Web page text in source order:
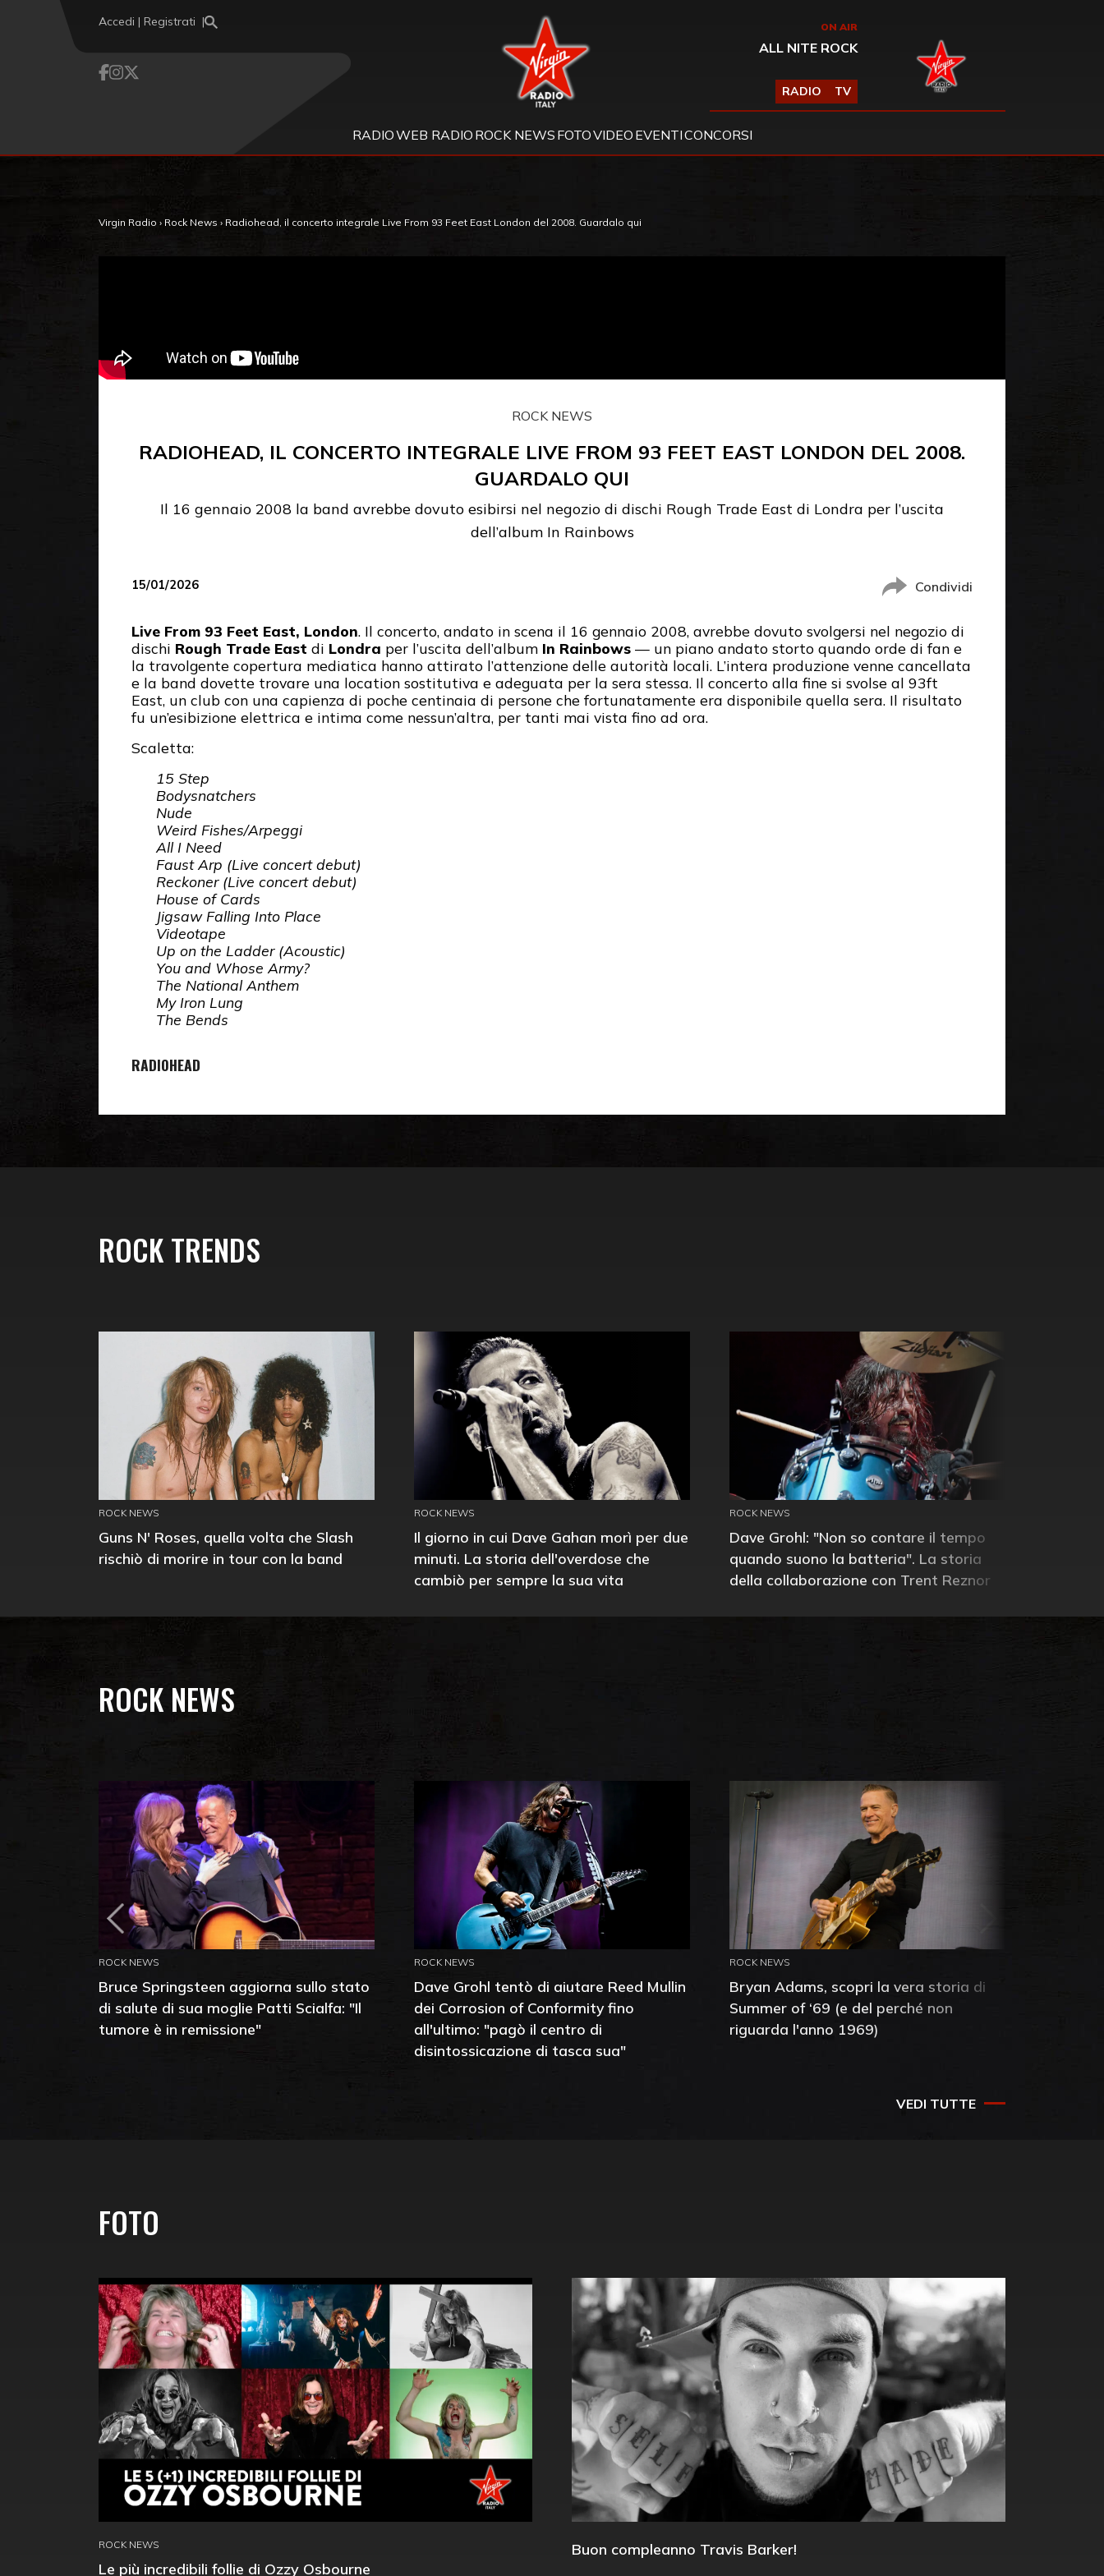
Accedi | Registrati Virgin Radio ON AIR
ALL NITE ROCK
RADIO TV
RADIOWEB RADIO ROCK NEWS FOTOVIDEO EVENTICONCORSI
Virgin Radio › Rock News › Radiohead, il concerto integrale Live From 93 Feet East London del 2008. Guardalo qui
ROCK NEWS
RADIOHEAD, IL CONCERTO INTEGRALE LIVE FROM 93 FEET EAST LONDON DEL 2008.
GUARDALO QUI
Il 16 gennaio 2008 la band avrebbe dovuto esibirsi nel negozio di dischi Rough Trade East di Londra per l’uscita
dell’album In Rainbows
15/01/2026 Condividi
Live From 93 Feet East, London. Il concerto, andato in scena il 16 gennaio 2008, avrebbe dovuto svolgersi nel negozio di
dischi Rough Trade East di Londra per l’uscita dell’album In Rainbows — un piano andato storto quando orde di fan e
la travolgente copertura mediatica hanno attirato l’attenzione delle autorità locali. L’intera produzione venne cancellata
e la band dovette trovare una location sostitutiva e adeguata per la sera stessa. Il concerto alla fine si svolse al 93ft
East, un club con una capienza di poche centinaia di persone che fortunatamente era disponibile quella sera. Il risultato
fu un’esibizione elettrica e intima come nessun’altra, per tanti mai vista fino ad ora.
Scaletta:
15 Step
Bodysnatchers
Nude
Weird Fishes/Arpeggi
All I Need
Faust Arp (Live concert debut)
Reckoner (Live concert debut)
House of Cards
Jigsaw Falling Into Place
Videotape
Up on the Ladder (Acoustic)
You and Whose Army?
The National Anthem
My Iron Lung
The Bends
RADIOHEAD
ROCK TRENDS
ROCK NEWS
Guns N' Roses, quella volta che Slash
rischiò di morire in tour con la band
ROCK NEWS
Il giorno in cui Dave Gahan morì per due
minuti. La storia dell'overdose che
cambiò per sempre la sua vita
ROCK NEWS
Dave Grohl: "Non so contare il tempo
quando suono la batteria". La storia
della collaborazione con Trent Reznor
ROCK NEWS
ROCK NEWS
Bruce Springsteen aggiorna sullo stato
di salute di sua moglie Patti Scialfa: "Il
tumore è in remissione"
ROCK NEWS
Dave Grohl tentò di aiutare Reed Mullin
dei Corrosion of Conformity fino
all'ultimo: "pagò il centro di
disintossicazione di tasca sua"
ROCK NEWS
Bryan Adams, scopri la vera storia di
Summer of ‘69 (e del perché non
riguarda l'anno 1969)
VEDI TUTTE
FOTO
ROCK NEWS
Le più incredibili follie di Ozzy Osbourne
Buon compleanno Travis Barker!